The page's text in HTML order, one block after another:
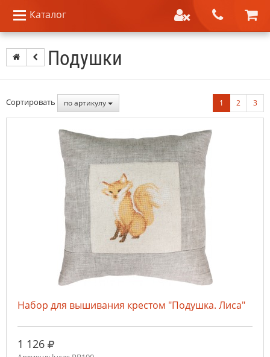
Каталог
Подушки
Сортировать по артикулу 1 2 3
Набор для вышивания крестом "Подушка. Лиса"
1 126 руб.